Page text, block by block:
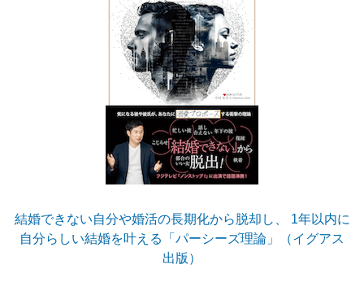
結婚できない自分や婚活の長期化から脱却し、 1年以内に
自分らしい結婚を叶える「パーシーズ理論」（イグアス
出版）